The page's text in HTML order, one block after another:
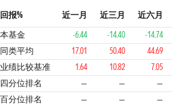
回报% 近一月 近三月 近六月
本基金
-6.44 -14.40 -14.74
同类平均
17.01 50.40 44.69
业绩比较基准
1.64 10.82 7.05
四分位排名
— — —
4
百分位排名 — — —